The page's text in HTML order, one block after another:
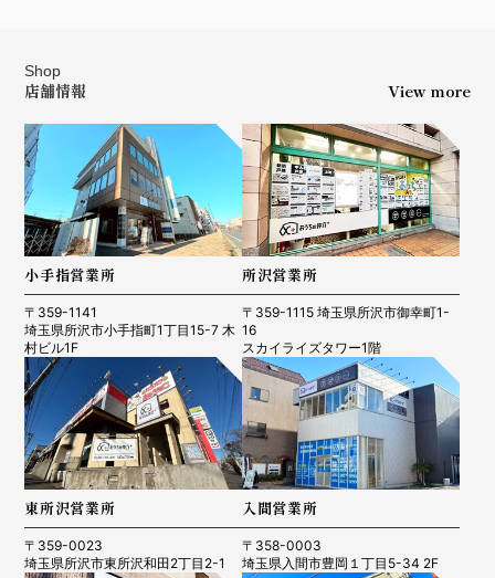
Shop
店舗情報 View more
小手指営業所
〒359-1141
埼玉県所沢市小手指町1丁目15-7 木
村ビル1F
所沢営業所
〒359-1115 埼玉県所沢市御幸町1-
16
スカイライズタワー1階
東所沢営業所
〒359-0023
埼玉県所沢市東所沢和田2丁目2-1
入間営業所
〒358-0003
埼玉県入間市豊岡１丁目5-34 2F